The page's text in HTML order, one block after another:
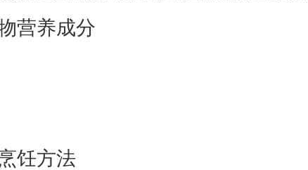
营养成分
饪方法